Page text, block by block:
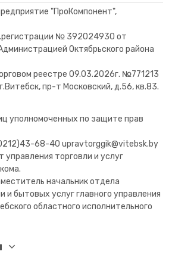
"ПроКомпонент",
№ 392024930 от
Октябрьского района
реестре 09.03.2026г. №771213
пр-т Московский, д.56, кв.83.
уполномоченных по защите прав
68-40 upravtorggik@vitebsk.by
управления торговли и услуг
начальник отдела
и бытовых услуг главного управления
областного исполнительного